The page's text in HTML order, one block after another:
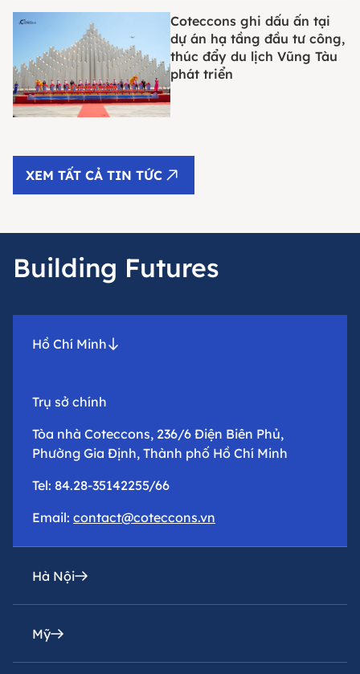
XEM TẤT CẢ TIN TỨC
Coteccons ghi dấu ấn tại
dự án hạ tầng đầu tư công,
thúc đẩy du lịch Vũng Tàu
phát triển
Building Futures
Hồ Chí Minh
Trụ sở chính
Tòa nhà Coteccons, 236/6 Điện Biên Phủ,
Phường Gia Định, Thành phố Hồ Chí Minh
Tel: 84.28-35142255/66
Email: contact@coteccons.vn
Hà Nội
Văn phòng đại diện
Tầng 8 – Tháp 2 – Tòa Capital Place – Số 29 Liễu
Mỹ